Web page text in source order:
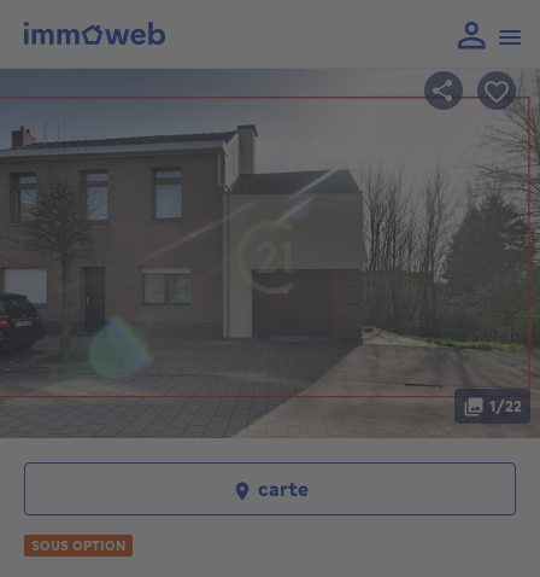
1/22
carte
SOUS OPTION